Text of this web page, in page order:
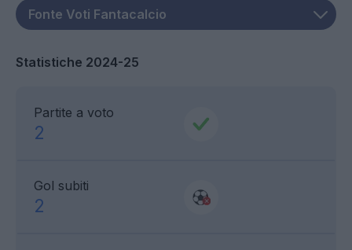
Statistiche 2024-25
Partite a voto
2
Gol subiti
2